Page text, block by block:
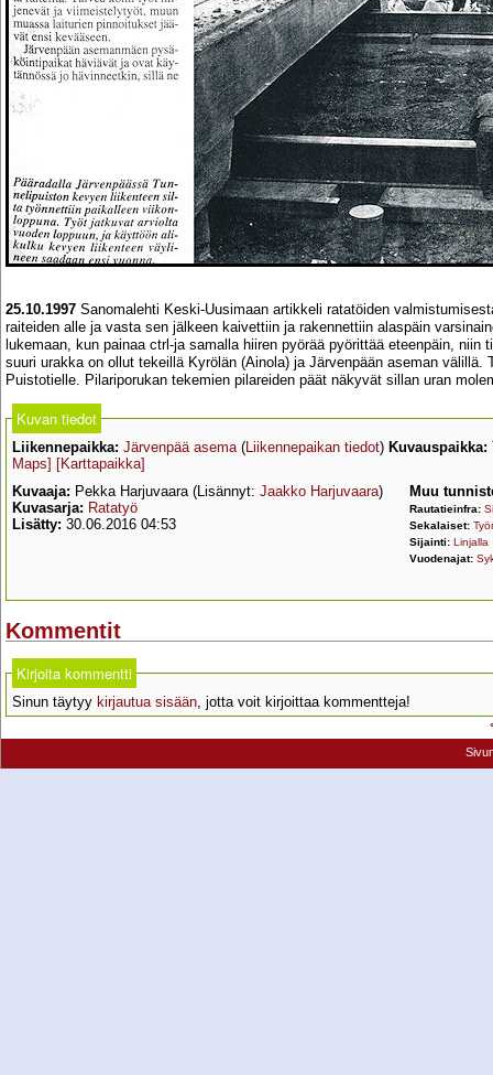
25.10.1997 Sanomalehti Keski-Uusimaan artikkeli ratatöiden
raiteiden alle ja vasta sen jälkeen kaivettiin ja rakennettiin alaspäin
lukemaan, kun painaa ctrl-ja samalla hiiren pyörää pyörittää eteenpäin,
suuri urakka on ollut tekeillä Kyrölän (Ainola) ja Järvenpään aseman
Puistotielle. Pilariporukan tekemien pilareiden päät näkyvät sillan uran
Kuvan tiedot
Liikennepaikka: Järvenpää asema(Liikennepaikan tiedot) Kuvauspaikka:
Maps] [Karttapaikka]
Kuvaaja: Pekka Harjuvaara (Lisännyt: Jaakko Harjuvaara)
Kuvasarja: Ratatyö
Lisätty: 30.06.2016 04:53
Muu
Rautatieinfra:
Sekalaiset:
Sijainti: Linjalla
Vuodenajat:
Kommentit
Kirjoita kommentti
Sinun täytyy kirjautua sisään, jotta voit kirjoittaa kommentteja!